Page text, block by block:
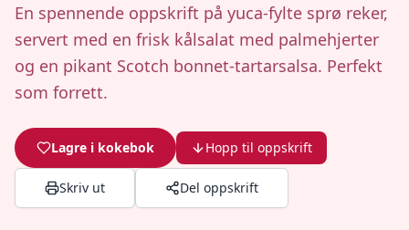
En spennende oppskrift på yuca-fylte sprø reker,
servert med en frisk kålsalat med palmehjerter
og en pikant Scotch bonnet-tartarsalsa. Perfekt
som forrett.
Lagre i kokebok Hopp til oppskrift
Skriv ut Del oppskrift